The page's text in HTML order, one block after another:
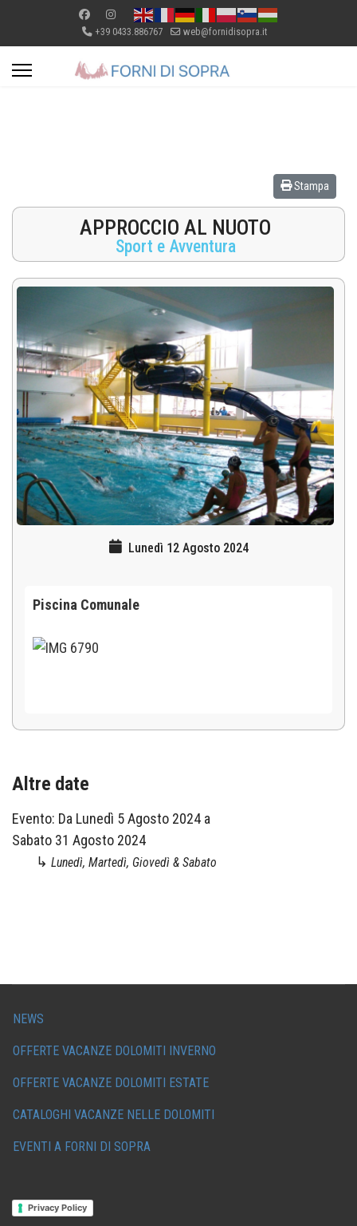
+39 0433.886767 web@fornidisopra.it
Stampa
APPROCCIO AL NUOTO
Sport e Avventura
Lunedì 12 Agosto 2024
Piscina Comunale
Altre date
Evento: Da Lunedì 5 Agosto 2024 a
Sabato 31 Agosto 2024
↳ Lunedì, Martedì, Giovedì & Sabato
NEWS
OFFERTE VACANZE DOLOMITI INVERNO
OFFERTE VACANZE DOLOMITI ESTATE
CATALOGHI VACANZE NELLE DOLOMITI
EVENTI A FORNI DI SOPRA
Privacy Policy